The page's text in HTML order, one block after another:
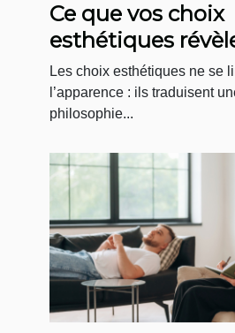
Ce que vos choix
esthétiques
votre rapport au
Les choix esthétiques ne se
l’apparence : ils traduisent
philosophie...